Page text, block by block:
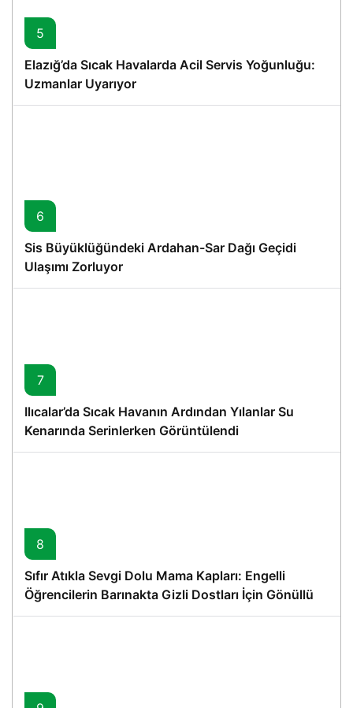
5
Elazığ’da Sıcak Havalarda Acil Servis Yoğunluğu:
Uzmanlar Uyarıyor
6
Sis Büyüklüğündeki Ardahan-Sar Dağı Geçidi
Ulaşımı Zorluyor
7
Ilıcalar’da Sıcak Havanın Ardından Yılanlar Su
Kenarında Serinlerken Görüntülendi
8
Sıfır Atıkla Sevgi Dolu Mama Kapları: Engelli
Öğrencilerin Barınakta Gizli Dostları İçin Gönüllü
Proje